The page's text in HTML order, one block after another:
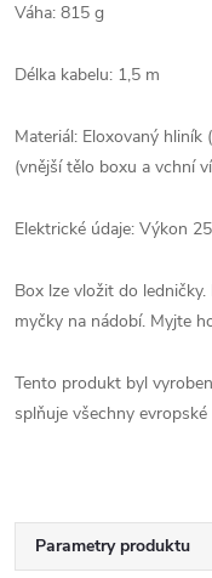
Váha: 815 g
Délka kabelu: 1,5 m
Materiál: Eloxovaný
(vnější tělo boxu a vchní
Elektrické údaje: Výkon
Box lze vložit do
myčky na nádobí. Myjte
Tento produkt byl
splňuje všechny evropské
Parametry produktu